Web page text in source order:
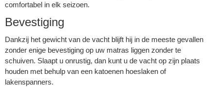
comfortabel in elk seizoen.
Bevestiging
Dankzij het gewicht van de vacht blijft hij in de meeste gevallen
zonder enige bevestiging op uw matras liggen zonder te
schuiven. Slaapt u onrustig, dan kunt u de vacht op zijn plaats
houden met behulp van een katoenen hoeslaken of
lakenspanners.